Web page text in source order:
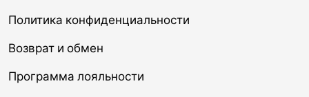
Политика конфиденциальности
Возврат и обмен
Программа лояльности